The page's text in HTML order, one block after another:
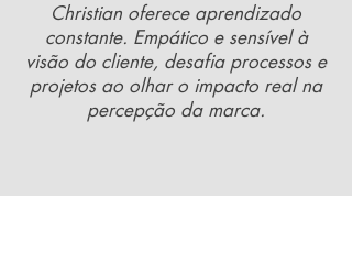
Christian oferece aprendizado
constante. Empático e sensível à
visão do cliente, desafia processos e
projetos ao olhar o impacto real na
percepção da marca.